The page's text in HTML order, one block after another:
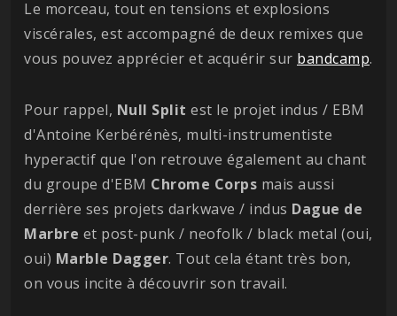
Le morceau, tout en tensions et explosions
viscérales, est accompagné de deux remixes que
vous pouvez apprécier et acquérir sur bandcamp.
Pour rappel, Null Split est le projet indus / EBM
d'Antoine Kerbérénès, multi-instrumentiste
hyperactif que l'on retrouve également au chant
du groupe d'EBM Chrome Corps mais aussi
derrière ses projets darkwave / indus Dague de
Marbre et post-punk / neofolk / black metal (oui,
oui) Marble Dagger. Tout cela étant très bon,
on vous incite à découvrir son travail.